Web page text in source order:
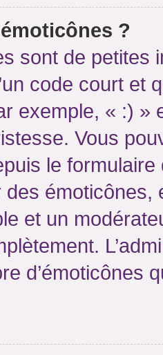
?
sont de petites
code court et
exemple, « :) »
Vous
le
des
et un
d’émoticônes